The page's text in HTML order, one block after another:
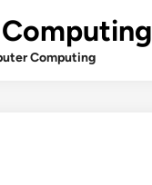
Computing